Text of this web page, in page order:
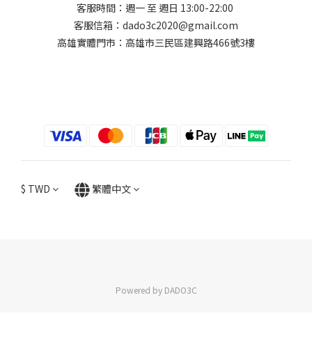
客服時間：週一 至 週日 13:00-22:00
客服信箱：dado3c2020@gmail.com
高雄實體門市：高雄市三民區建興路466號3樓
$ TWD 繁體中文
Powered by DADO3C